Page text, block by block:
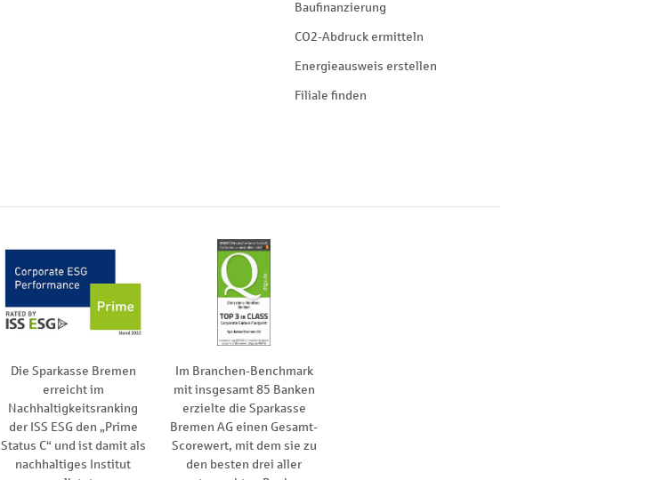
Baufinanzierung
CO2-Abdruck ermitteln
Energieausweis erstellen
Filiale finden
Die Sparkasse Bremen
erreicht im
Nachhaltigkeitsranking
der ISS ESG den „Prime
Status C“ und ist damit als
nachhaltiges Institut
Im Branchen-Benchmark
mit insgesamt 85 Banken
erzielte die Sparkasse
Bremen AG einen Gesamt-
Scorewert, mit dem sie zu
den besten drei aller